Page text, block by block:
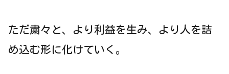
ただ粛々と、より利益を生み、より人を詰
め込む形に化けていく。